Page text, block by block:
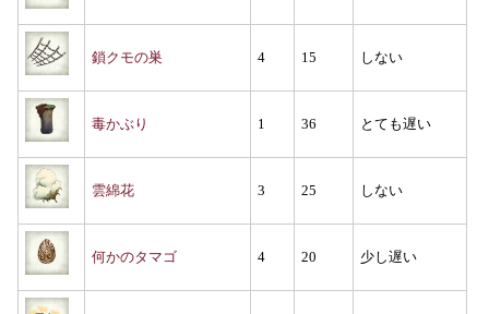
鎖クモの巣 4 15 しない
毒かぶり 1 36 とても遅い
雲綿花 3 25 しない
何かのタマゴ 4 20 少し遅い